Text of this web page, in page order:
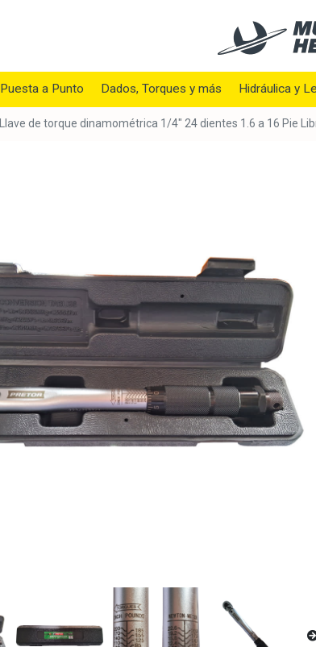
Puesta a Punto Dados, Torques y más Hidráulica y
Llave de torque dinamométrica 1/4" 24 dientes 1.6 a 16 Pie